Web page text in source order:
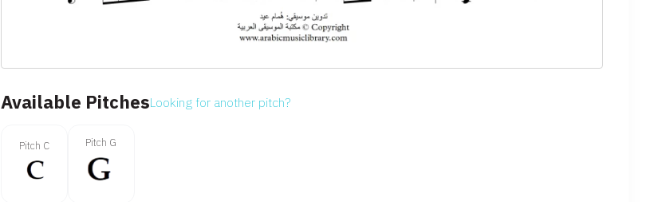
Available PitchesLooking for another pitch?
Pitch C Pitch G